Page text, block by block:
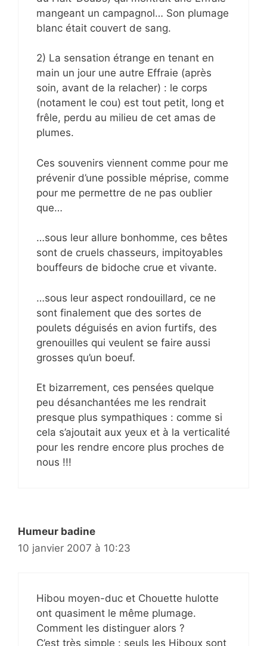
mangeant un campagnol… Son plumage
blanc était couvert de sang.
2) La sensation étrange en tenant en
main un jour une autre Effraie (après
soin, avant de la relacher) : le corps
(notament le cou) est tout petit, long et
frêle, perdu au milieu de cet amas de
plumes.
Ces souvenirs viennent comme pour me
prévenir d’une possible méprise, comme
pour me permettre de ne pas oublier
que…
…sous leur allure bonhomme, ces bêtes
sont de cruels chasseurs, impitoyables
bouffeurs de bidoche crue et vivante.
…sous leur aspect rondouillard, ce ne
sont finalement que des sortes de
poulets déguisés en avion furtifs, des
grenouilles qui veulent se faire aussi
grosses qu’un boeuf.
Et bizarrement, ces pensées quelque
peu désanchantées me les rendrait
presque plus sympathiques : comme si
cela s’ajoutait aux yeux et à la verticalité
pour les rendre encore plus proches de
nous !!!
Humeur badine
10 janvier 2007 à 10:23
Hibou moyen-duc et Chouette hulotte
ont quasiment le même plumage.
Comment les distinguer alors ?
C’est très simple : seuls les Hiboux sont